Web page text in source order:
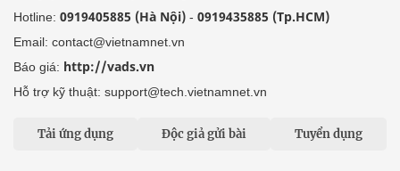
Hotline: 0919405885 (Hà Nội) - 0919435885 (Tp.HCM)
Email: contact@vietnamnet.vn
Báo giá: http://vads.vn
Hỗ trợ kỹ thuật: support@tech.vietnamnet.vn
Tải ứng dụng Độc giả gửi bài Tuyển dụng